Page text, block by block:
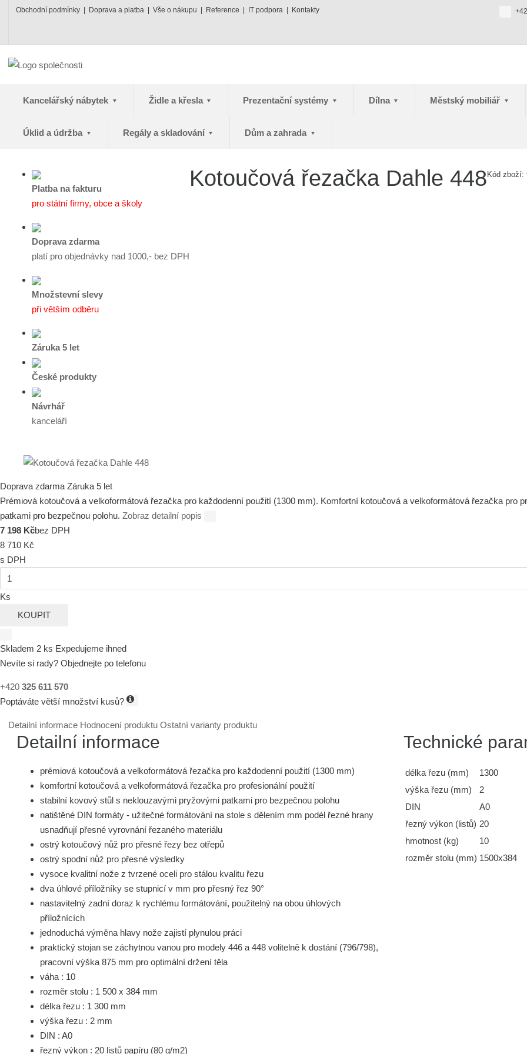
Obchodní podmínky Doprava a platba Vše o nákupu Reference IT podpora Kontakty
Kancelářský nábytek Židle a křesla Prezentační systémy Dílna Městský mobiliář
Úklid a údržba Regály a skladování Dům a zahrada
Platba na fakturu
pro státní firmy, obce a školy
Doprava zdarma
platí pro objednávky nad 1000,- bez DPH
Množstevní slevy
při větším odběru
Záruka 5 let
České produkty
Návrhář
kanceláří
Kotoučová řezačka Dahle 448 Kód zboží:
Doprava zdarma Záruka 5 let
Prémiová kotoučová a velkoformátová řezačka pro každodenní použití (1300 mm). Komfortní kotoučová a velkoformátová řezačka pro
patkami pro bezpečnou polohu. Zobraz detailní popis
7 198 Kčbez DPH
8 710 Kč
s DPH
Ks
KOUPIT
Skladem 2 ks Expedujeme ihned
Nevíte si rady? Objednejte po telefonu
+420 325 611 570
Poptáváte větší množství kusů?
Detailní informace Hodnocení produktuOstatní varianty produktu
Detailní informace
prémiová kotoučová a velkoformátová řezačka pro každodenní použití (1300 mm)
komfortní kotoučová a velkoformátová řezačka pro profesionální použití
stabilní kovový stůl s neklouzavými pryžovými patkami pro bezpečnou polohu
natištěné DIN formáty - užitečné formátování na stole s dělením mm podél řezné hrany
usnadňují přesné vyrovnání řezaného materiálu
ostrý kotoučový nůž pro přesné řezy bez otřepů
ostrý spodní nůž pro přesné výsledky
vysoce kvalitní nože z tvrzené oceli pro stálou kvalitu řezu
dva úhlové příložníky se stupnicí v mm pro přesný řez 90°
nastavitelný zadní doraz k rychlému formátování, použitelný na obou úhlových
příložnících
jednoduchá výměna hlavy nože zajistí plynulou práci
praktický stojan se záchytnou vanou pro modely 446 a 448 volitelně k dostání (796/798),
pracovní výška 875 mm pro optimální držení těla
váha : 10
rozměr stolu : 1 500 x 384 mm
délka řezu : 1 300 mm
výška řezu : 2 mm
DIN : A0
řezný výkon : 20 listů papíru (80 g/m2)
Technické
délka řezu (mm)
1300
výška řezu (mm)
2
DIN
A0
řezný výkon (listů) 20
hmotnost (kg)
10
rozměr stolu (mm) 1500x384